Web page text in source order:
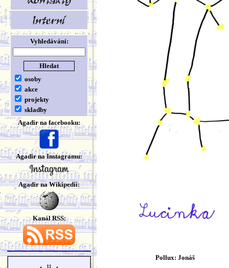
Vyhledávání:
osoby
akce
projekty
skladby
Agadir na facebooku:
Agadir na Instagramu:
Agadir na Wikipedii:
Kanál RSS:
Pollux: Jonáš